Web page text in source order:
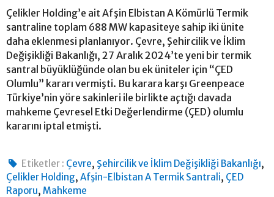
Çelikler Holding’e ait Afşin Elbistan A Kömürlü Termik
santraline toplam 688 MW kapasiteye sahip iki ünite
daha eklenmesi planlanıyor. Çevre, Şehircilik ve İklim
Değişikliği Bakanlığı, 27 Aralık 2024’te yeni bir termik
santral büyüklüğünde olan bu ek üniteler için “ÇED
Olumlu” kararı vermişti. Bu karara karşı Greenpeace
Türkiye’nin yöre sakinleri ile birlikte açtığı davada
mahkeme Çevresel Etki Değerlendirme (ÇED) olumlu
kararını iptal etmişti.
Etiketler : Çevre, Şehircilik ve İklim Değişikliği Bakanlığı,
Çelikler Holding, Afşin-Elbistan A Termik Santrali, ÇED
Raporu, Mahkeme